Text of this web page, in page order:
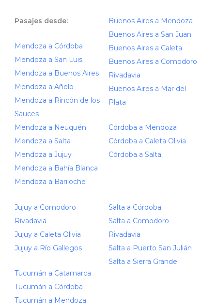
Pasajes desde:
Mendoza a Córdoba
Mendoza a San Luis
Mendoza a Buenos Aires
Mendoza a Añelo
Mendoza a Rincón de los
Sauces
Mendoza a Neuquén
Mendoza a Salta
Mendoza a Jujuy
Mendoza a Bahía Blanca
Mendoza a Bariloche
Buenos Aires a Mendoza
Buenos Aires a San Juan
Buenos Aires a Caleta
Buenos Aires a Comodoro
Rivadavia
Buenos Aires a Mar del
Plata
Córdoba a Mendoza
Córdoba a Caleta Olivia
Córdoba a Salta
Jujuy a Comodoro
Rivadavia
Jujuy a Caleta Olivia
Jujuy a Río Gallegos
Tucumán a Catamarca
Tucumán a Córdoba
Tucumán a Mendoza
Salta a Córdoba
Salta a Comodoro
Rivadavia
Salta a Puerto San Julián
Salta a Sierra Grande